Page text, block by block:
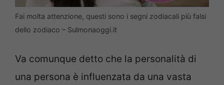
Fai molta attenzione, questi sono i segni zodiacali più falsi
dello zodiaco – Sulmonaoggi.it
Va comunque detto che la personalità di
una persona è influenzata da una vasta